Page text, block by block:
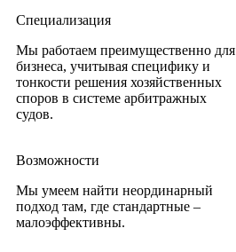
Специализация
Мы работаем преимущественно для
бизнеса, учитывая специфику и
тонкости решения хозяйственных
споров в системе арбитражных
судов.
Возможности
Мы умеем найти неординарный
подход там, где стандартные –
малоэффективны.